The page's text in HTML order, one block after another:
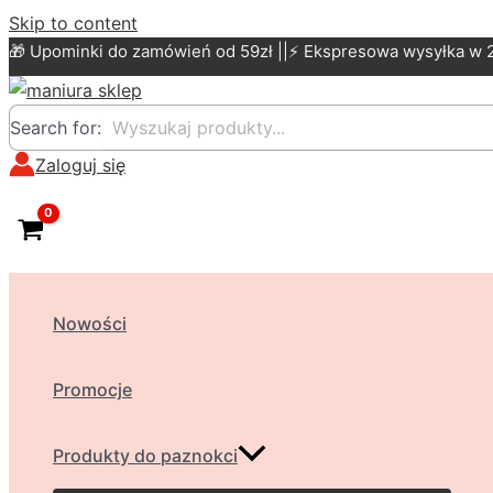
Skip to content
🎁 Upominki do zamówień od 59zł ||⚡ Ekspresowa wysyłka w
Search for:
Zaloguj się
Nowości
Promocje
Produkty do paznokci